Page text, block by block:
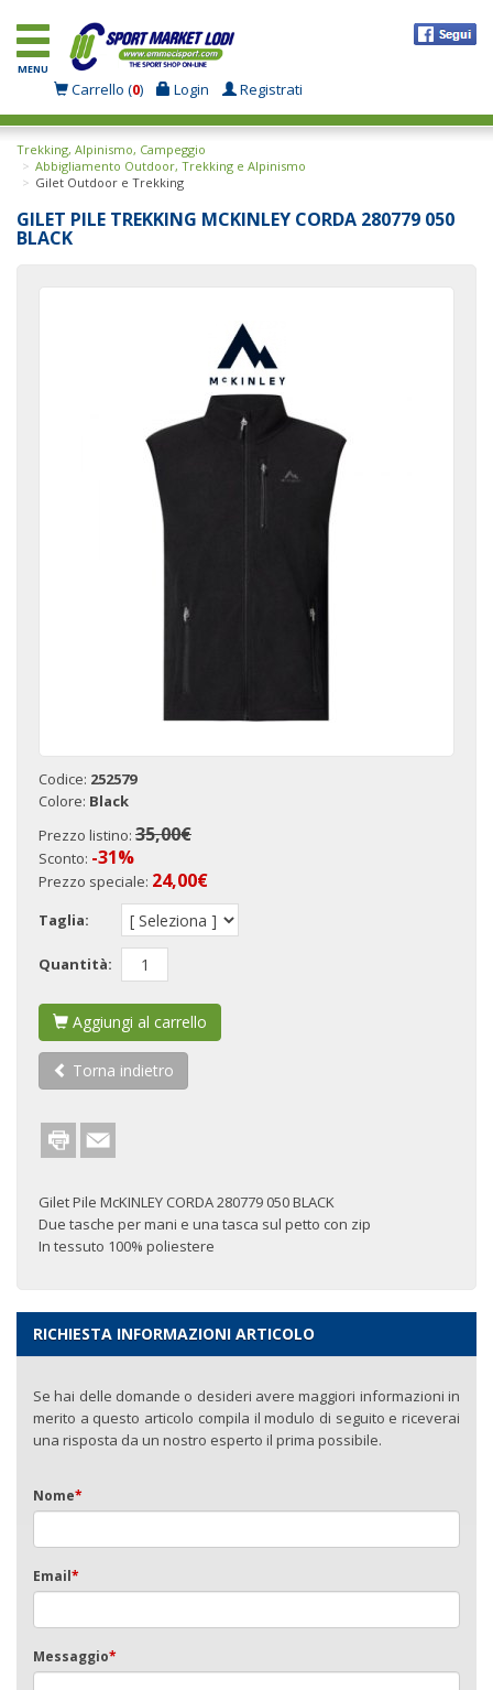
MENU
Carrello (0) Login Registrati
Trekking, Alpinismo, Campeggio
Abbigliamento Outdoor, Trekking e Alpinismo
Gilet Outdoor e Trekking
GILET PILE TREKKING MCKINLEY CORDA 280779 050
BLACK
Codice: 252579
Colore: Black
Prezzo listino: 35,00€
Sconto: -31%
Prezzo speciale: 24,00€
Taglia:
Quantità:
Aggiungi al carrello
Torna indietro
Gilet Pile McKINLEY CORDA 280779 050 BLACK
Due tasche per mani e una tasca sul petto con zip
In tessuto 100% poliestere
RICHIESTA INFORMAZIONI ARTICOLO
Se hai delle domande o desideri avere maggiori informazioni in
merito a questo articolo compila il modulo di seguito e riceverai
una risposta da un nostro esperto il prima possibile.
Nome*
Email*
Messaggio*